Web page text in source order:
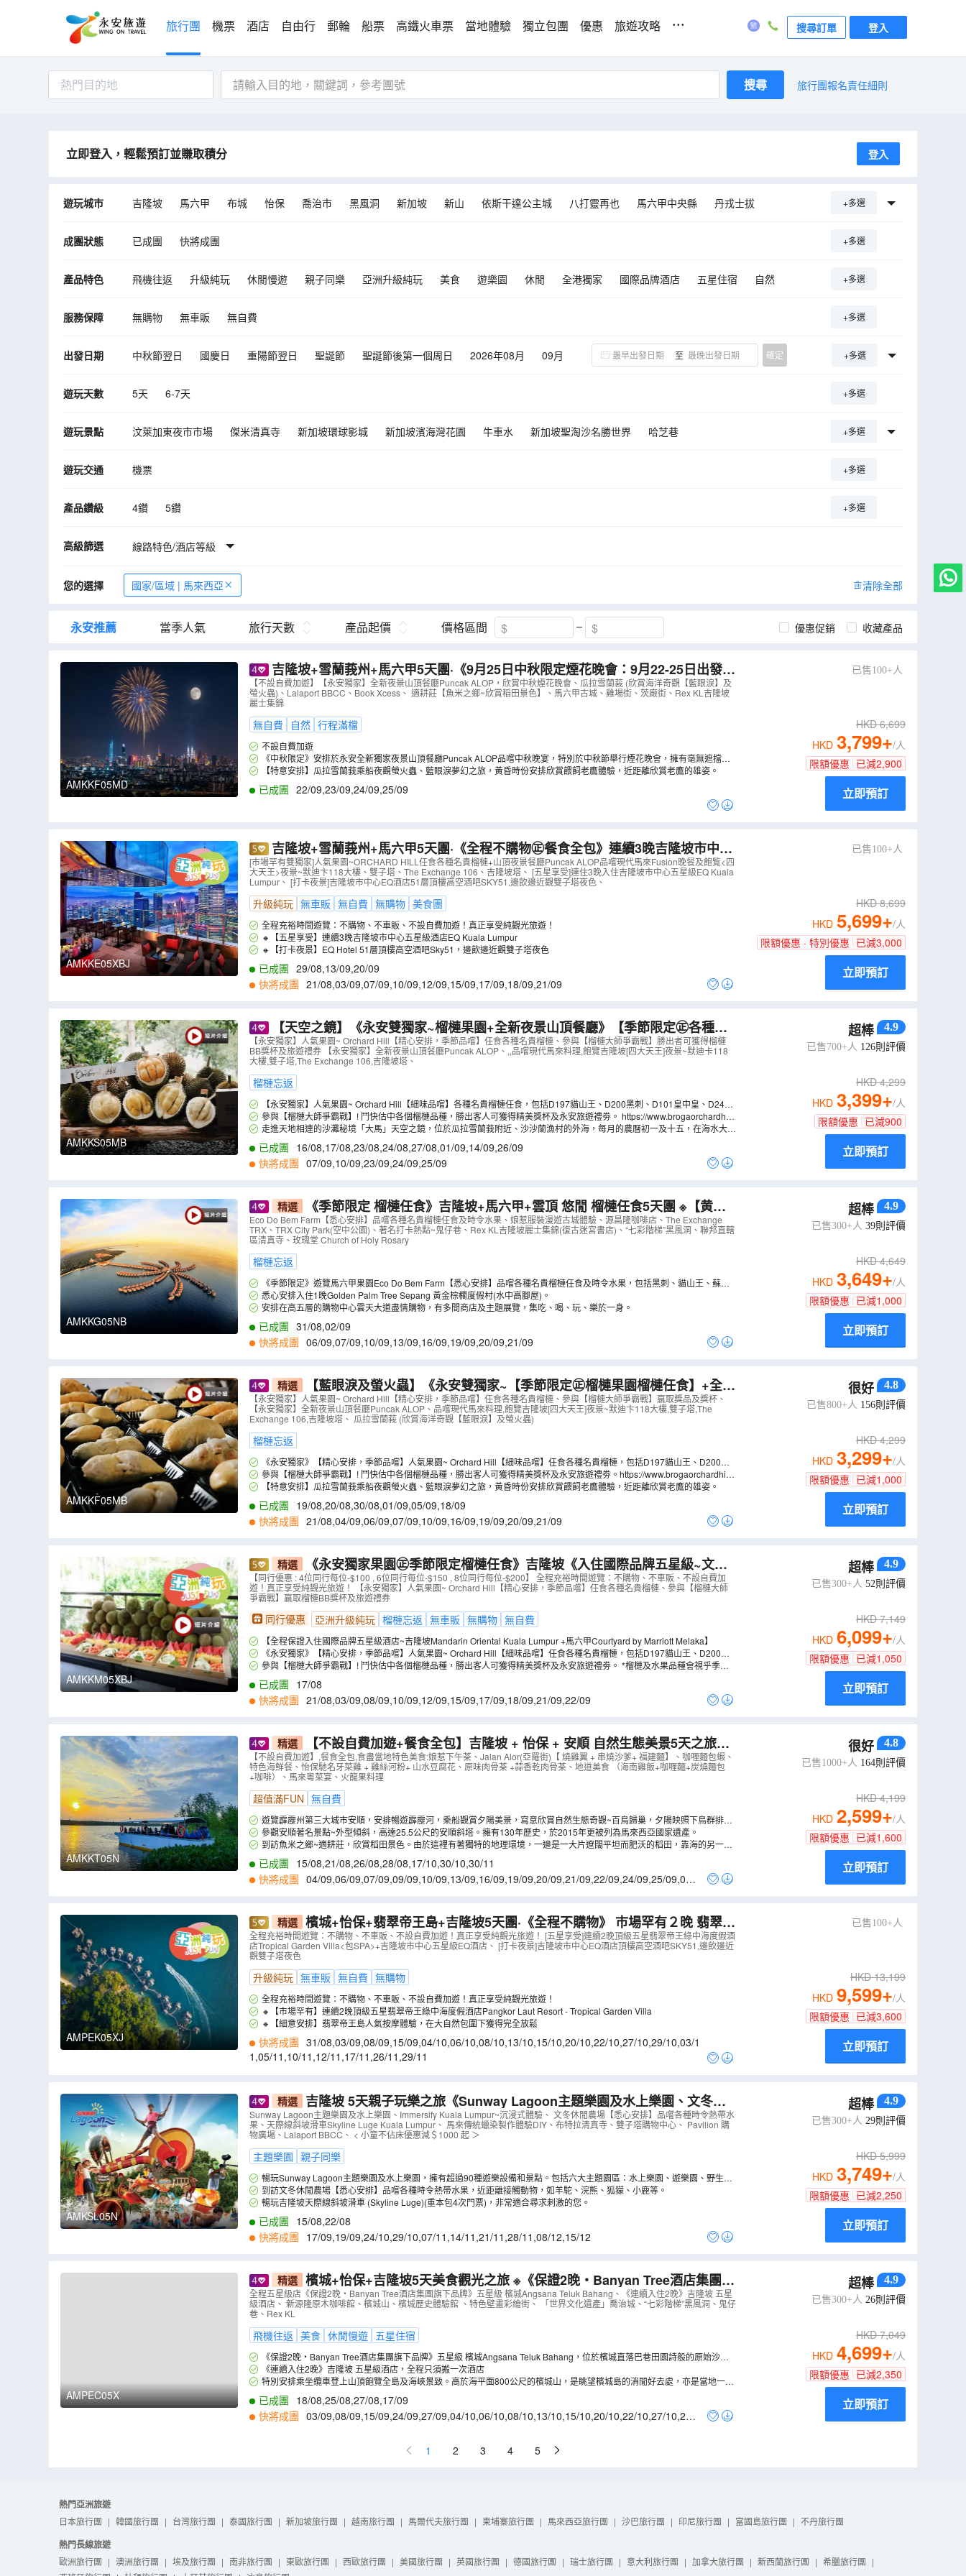
旅行團 機票 酒店 自由行 郵輪 船票 高鐵火車票 當地體驗 獨立包團 優惠 旅遊攻略 ... 搜尋訂單 登入
熱門目的地 搜尋 旅行團報名責任細則
立即登入，輕鬆預訂並賺取積分 登入
遊玩城市 吉隆坡 馬六甲 布城 怡保 喬治市 黑風洞 新加坡 新山 依斯干達公主城 八打靈再也 馬六甲中央縣
丹戎士拔
Tanjung Dua Belas
莎阿南
適耕莊 堅打 Mukim Berakas A 沙登
+多選
成團狀態 已成團 快將成團 +多選
產品特色 飛機往返 升級純玩 休閒慢遊 親子同樂 亞洲升級純玩 美食 遊樂園 休閒 全港獨家 國際品牌酒店 五星住宿
自然
+多選
服務保障 無購物 無車販 無自費 +多選
出發日期 中秋節翌日 國慶日 重陽節翌日 聖誕節 聖誕節後第一個周日 2026年08月
09月
至 確定 +多選
遊玩天數 5天 6-7天 +多選
遊玩景點 汶萊加東夜市市場 傑米清真寺 新加坡環球影城 新加坡濱海灣花園 牛車水 新加坡聖淘沙名勝世界
哈芝巷
蘇丹阿都沙末大廈
敦拉薩國貿天空花園
檳城僑生博物館
喬治市—世界文化遺產
適耕莊稻田
SplashMania 水上樂園
十八丁紅木黑金炭窯
人猿保育島
集吃、喝、玩、樂於一身～雲天大道 (Sky Avenue)
吉隆坡LaLaport BBCC (空中花園打卡)
新源隆原木咖啡館
摩登現代娘惹餐廳The KamCheng「感情」
馬六甲山 吉膽島 瓜拉雪蘭莪
世界級的視聽饗宴《又見馬六甲》
穿上小娘惹服裝漫遊古城
布城湖遊船體驗 《甘榜阿貢探索之旅 》馬來高腳屋、乘坐甘榜遊園車、椰林鞦韆、網紅鳥巢 娘惹服裝體驗
+多選
遊玩交通 機票 +多選
產品鑽級 4鑽 5鑽 +多選
高級篩選 線路特色/酒店等級
您的選擇 國家/區域 | 馬來西亞 清除全部
永安推薦 當季人氣 旅行天數 產品起價 價格區間 優惠促銷 收藏產品
AMKKF05MD
吉隆坡+雪蘭莪州+馬六甲5天團·《9月25日中秋限定煙花晚會：9月22-25日出發》
【永安獨家】全新夜景山頂餐廳，欣賞中秋煙花晚會、瓜拉雪蘭莪 (欣賞海洋奇觀【藍
眼淚】及螢火蟲)、適耕莊【欣賞稻田景色】（AMKKF05MD）
【不設自費加遊】【永安獨家】全新夜景山頂餐廳Puncak ALOP，欣賞中秋煙花晚會、瓜拉雪蘭莪 (欣賞海洋奇觀【藍眼淚】及
螢火蟲)、Lalaport BBCC、Book Xcess、 適耕莊【魚米之鄉~欣賞稻田景色】、馬六甲古城、雞場街、茨廠街、Rex KL吉隆坡
麗士集錦
無自費 自然 行程滿檔
不設自費加遊
《中秋限定》安排於永安全新獨家夜景山頂餐廳Puncak ALOP品嚐中秋晚宴，特別於中秋節舉行煙花晚會，擁有毫無遮擋的
開闊視野，近距離欣賞在夜空中綻放的璀璨煙火，一次看盡吉隆坡「四大天王」夜景~默迪卡118大樓、雙子塔、The Exchange
106、吉隆坡塔，一邊品嚐美食，一邊欣賞煙花。城市的萬家燈火與天上的中秋明月交相輝映，共慶團圓!
【特意安排】瓜拉雪蘭莪乘船夜觀螢火蟲、藍眼淚夢幻之旅，黃昏時份安排欣賞餵飼老鷹體驗，近距離欣賞老鷹的雄姿。
已成團 22/09,23/09,24/09,25/09
已售100+人
HKD6,699
HKD 3,799+/人
限額優惠 已減2,900
立即預訂
AMKKE05XBJ
吉隆坡+雪蘭莪州+馬六甲5天團·《全程不購物㊣餐食全包》連續3晚吉隆坡市中心
新派五星級EQ酒店+頂層酒吧 近觀雙子塔夜景+獨家山頂夜景餐廳享用晚餐+永安獨家
果園任食多款名貴榴槤+新派肉骨茶+果木煙燻甘榜雞（AMKKE05XBJ）
[市場罕有雙獨家]人氣果園~ORCHARD HILL任食各種名貴榴槤+山頂夜景餐廳Puncak ALOP品嚐現代馬來Fusion晚餐及飽覧<四
大天王>夜景~默迪卞118大樓、雙子塔、The Exchange 106、吉隆坡塔、 [五星享受]連住3晚入住吉隆坡市中心五星級EQ Kuala
Lumpur、 [打卡夜景]吉隆坡市中心EQ酒店51層頂樓高空酒吧SKY51,邊飲邊近觀雙子塔夜色、
升級純玩 無車販 無自費 無購物 美食團
全程充裕時間遊覽：不購物、不車販、不設自費加遊！真正享受純觀光旅遊！
🔸【五星享受】連續3晚吉隆坡市中心五星級酒店EQ Kuala Lumpur
🔸【打卡夜景】EQ Hotel 51層頂樓高空酒吧Sky51，邊飲邊近觀雙子塔夜色
已成團 29/08,13/09,20/09
快將成團 21/08,03/09,07/09,10/09,12/09,15/09,17/09,18/09,21/09
已售100+人
HKD8,699
HKD 5,699+/人
限額優惠 · 特別優惠 已減3,000
立即預訂
AMKKS05MB
【天空之鏡】《永安雙獨家~榴槤果園+全新夜景山頂餐廳》【季節限定㊣各種名
貴榴槤任食】+吉隆坡【永安獨家全新夜景山頂餐廳Puncak ALOP】+馬六甲河遊船
榴槤任食 5天之旅（AMKKS05MB）
【永安獨家】人氣果園~ Orchard Hill【精心安排，季節品嚐】任食各種名貴榴槤、參與【榴槤大師爭霸戰】勝出者可獲得榴槤
BB獎杯及旅遊禮券 【永安獨家】全新夜景山頂餐廳Puncak ALOP、,,品嚐現代馬來料理,飽覽吉隆坡[四大天王]夜景~默迪卡118
大樓,雙子塔,The Exchange 106,吉隆坡塔、
榴槤忘返
【永安獨家】人氣果園~ Orchard Hill【細味品嚐】各種名貴榴槤任食，包括D197貓山王、D200黑刺、D101皇中皇、D24蘇
丹皇、D88小甜甜、D2夢中情人、D144大芭榴槤、白雪公主等及時令熱帶水果
參與【榴槤大師爭霸戰】! 鬥快估中各個榴槤品種，勝出客人可獲得精美獎杯及永安旅遊禮劵。 https://www.brogaorchardhill.
com/ *榴槤及水果品種會視乎季節及產量而有所變更，敬請留意。
走進天地相連的沙灘秘境「大馬」天空之鏡，位於瓜拉雪蘭莪附近、沙沙蘭漁村的外海，每月的農曆初一及十五，在海水大退
潮之時，便會有一個神秘的淺灘從海中央浮現出來，當水退至大約0.5米(即是腳踝的深度)，淺灘在艷陽照射下尤如一面會變魔術
的鏡子，可以清楚反射天空倒影，彷彿將世界切成了一半。
已成團 16/08,17/08,23/08,24/08,27/08,01/09,14/09,26/09
快將成團 07/09,10/09,23/09,24/09,25/09
超棒 4.9
已售700+人 126則評價
HKD4,299
HKD 3,399+/人
限額優惠 已減900
立即預訂
AMKKG05NB
精選 《季節限定 榴槤任食》吉隆坡+馬六甲+雲頂 悠閒 榴槤任食5天團 ※【黄金
棕櫊度假村餐廳】海上樓～川粵料理、【米芝蓮推介精選餐廳】蘇浙苑、有米氣【海
鮮燜煲】（AMKKG05NB）
Eco Do Bem Farm【悉心安排】品嚐各種名貴榴槤任食及時令水果、娘惹服裝漫遊古城體驗、源昌隆咖啡店、The Exchange
TRX、TRX City Park(空中公園)、著名打卡熱點~鬼仔巷、Rex KL吉隆坡麗士集錦(復古迷宮書店)、“七彩階梯”黑風洞、聯邦直轄
區清真寺、玫瑰堂 Church of Holy Rosary
榴槤忘返
《季節限定》遊覽馬六甲果園Eco Do Bem Farm【悉心安排】品嚐各種名貴榴槤任食及時令水果，包括黑刺、貓山王、蘇丹
王、紅肉、奶油王、夢中情人、XO、葫蘆*等等。
悉心安排入住1晚Golden Palm Tree Sepang 黃金棕櫊度假村(水中高腳屋)。
安排在高五層的購物中心雲天大道盡情購物，有多間商店及主題展覽，集吃、喝、玩、樂於一身。
已成團 31/08,02/09
快將成團 06/09,07/09,10/09,13/09,16/09,19/09,20/09,21/09
超棒 4.9
已售300+人 39則評價
HKD4,649
HKD 3,649+/人
限額優惠 已減1,000
立即預訂
AMKKF05MB
精選 【藍眼淚及螢火蟲】《永安雙獨家~【季節限定㊣榴槤果園榴槤任食】+全新
夜景山頂餐廳》吉隆坡+雪蘭莪+馬六甲悠閒5天團 +瓜拉雪蘭莪 (欣賞海洋奇觀【藍眼
淚】及螢火蟲)》（AMKKF05MB）
【永安獨家】人氣果園~ Orchard Hill【精心安排，季節品嚐】任食各種名貴榴槤、參與【榴槤大師爭霸戰】嬴取獎品及獎杯、
【永安獨家】全新夜景山頂餐廳Puncak ALOP、品嚐現代馬來料理,飽覽吉隆坡[四大天王]夜景~默迪卞118大樓,雙子塔,The
Exchange 106,吉隆坡塔、 瓜拉雪蘭莪 (欣賞海洋奇觀【藍眼淚】及螢火蟲)
榴槤忘返
《永安獨家》【精心安排，季節品嚐】人氣果園~ Orchard Hill【細味品嚐】任食各種名貴榴槤，包括D197貓山王、D200黑
刺、D101皇中皇、D24蘇丹皇、D88小甜甜、D2夢中情人、D144大芭榴槤、白雪公主等及時令熱帶水果(特別安排每人一顆消
暑解熱椰青)。
參與【榴槤大師爭霸戰】! 鬥快估中各個榴槤品種，勝出客人可獲得精美獎杯及永安旅遊禮劵。https://www.brogaorchardhill.
com/ *榴槤及水果品種會視乎季節及產量而有所變更，敬請留意。
【特意安排】瓜拉雪蘭莪乘船夜觀螢火蟲、藍眼淚夢幻之旅，黃昏時份安排欣賞餵飼老鷹體驗，近距離欣賞老鷹的雄姿。
已成團 19/08,20/08,30/08,01/09,05/09,18/09
快將成團 21/08,04/09,06/09,07/09,10/09,16/09,19/09,20/09,21/09
很好 4.8
已售800+人 156則評價
HKD4,299
HKD 3,299+/人
限額優惠 已減1,000
立即預訂
AMKKM05XBJ
精選 《永安獨家果園㊣季節限定榴槤任食》吉隆坡《入住國際品牌五星級~文華
東方酒店Mandarin Oriental 》+馬六甲Courtyard by Marriott Melaka 純玩榴槤美食
5天團（AMKKM05XBJ）
【同行優惠 : 4位同行每位-$100 , 6位同行每位-$150 , 8位同行每位-$200】 全程充裕時間遊覽：不購物、不車販、不設自費加
遊！真正享受純觀光旅遊！ 【永安獨家】人氣果園~ Orchard Hill【精心安排，季節品嚐】任食各種名貴榴槤、參與【榴槤大師
爭霸戰】嬴取榴槤BB獎杯及旅遊禮券
同行優惠 亞洲升級純玩 榴槤忘返 無車販 無購物 無自費
【全程保證入住國際品牌五星級酒店~吉隆坡Mandarin Oriental Kuala Lumpur +馬六甲Courtyard by Marriott Melaka】
《永安獨家》【精心安排，季節品嚐】人氣果園~ Orchard Hill【細味品嚐】任食各種名貴榴槤，包括D197貓山王、D200黑
刺、D101皇中皇、D24蘇丹皇、D88小甜甜、D2夢中情人、D144大芭榴槤、白雪公主等及時令熱帶水果(特別安排每人一顆消
暑解熱椰青)。
參與【榴槤大師爭霸戰】! 鬥快估中各個榴槤品種，勝出客人可獲得精美獎杯及永安旅遊禮劵。 *榴槤及水果品種會視乎季節
及產量而有所變更，敬請留意。
已成團 17/08
快將成團 21/08,03/09,08/09,10/09,12/09,15/09,17/09,18/09,21/09,22/09
超棒 4.9
已售300+人 52則評價
HKD7,149
HKD 6,099+/人
限額優惠 已減1,050
立即預訂
AMKKT05N
精選 【不設自費加遊+餐食全包】吉隆坡 + 怡保 + 安順 自然生態美景5天之旅吉
隆坡(“七彩階梯”黑風洞、茨廠街)、怡保(「泰姬陵」百年火車站、二奶巷、閒真別
墅)、安順(乘船觀賞霹靂河夕陽美景、百鳥歸巢)（AMKKT05N）
【不設自費加遊】,餐食全包,食盡當地特色美食:娘惹下午茶、Jalan Alor(亞羅街)【 燒雞翼 + 串燒沙爹+ 福建麵】、咖喱麵包蝦、
特色海鮮餐、怡保馳名牙菜雞 + 雞絲河粉+ 山水豆腐花、原味肉骨茶 +蒜香乾肉骨茶、地道美食 （海南雞飯+咖喱麵+炭燒麵包
+咖啡）、馬來粵菜宴、火龍果料理
超值滿FUN 無自費
遊覽霹靂州第三大城市安順，安排暢遊霹靂河，乘船觀賞夕陽美景，寫意欣賞自然生態奇觀~百鳥歸巢，夕陽映照下鳥群排著
人字型或橫排，紛紛飛回小島棲息，壯觀的場面令人一見難忘。
參觀安順著名景點~外型傾斜，高達25.5公尺的安順斜塔。擁有130年歷史，於2015年更被列為馬來西亞國家遺產。
到訪魚米之鄉~適耕莊，欣賞稻田景色。由於這裡有著獨特的地理環境，一邊是一大片遼闊平坦而肥沃的稻田，靠海的另一邊
則是魚產豐富的漁港，要米有米，要魚有魚，真正稱得上是一個得天獨厚的村莊，因而有「魚米之鄉」的稱號。
已成團 15/08,21/08,26/08,28/08,17/10,30/10,30/11
快將成團 04/09,06/09,07/09,09/09,10/09,13/09,16/09,19/09,20/09,21/09,22/09,24/09,25/09,05/1
很好 4.8
已售1000+人 164則評價
HKD4,199
HKD 2,599+/人
限額優惠 已減1,600
立即預訂
AMPEK05XJ
精選 檳城+怡保+翡翠帝王島+吉隆坡5天團·《全程不購物》 巿場罕有２晚 翡翠帝
王島 Garden Villa 包 SPA 、吉隆坡五星級巿中心EQ酒店 包頂層酒吧近觀雙子塔夜
景、獨家山頂夜景餐廳享用晚餐＋新派肉骨茶+果木煙燻甘榜雞（AMPEK05XJ）
全程充裕時間遊覽：不購物、不車販、不設自費加遊！真正享受純觀光旅遊！ [五星享受]連續2晚頂級五星翡翠帝王綠中海度假酒
店Tropical Garden Villa<包SPA>+吉隆坡市中心五星級EQ酒店、 [打卡夜景]吉隆坡市中心EQ酒店頂樓高空酒吧SKY51,邊飲邊近
觀雙子塔夜色
升級純玩 無車販 無自費 無購物
全程充裕時間遊覽：不購物、不車販、不設自費加遊！真正享受純觀光旅遊！
🔸【市場罕有】連續2晚頂級五星翡翠帝王綠中海度假酒店Pangkor Laut Resort - Tropical Garden Villa
🔸【細意安排】翡翠帝王島人氣按摩體驗，在大自然包圍下獲得完全放鬆
快將成團 31/08,03/09,08/09,15/09,04/10,06/10,08/10,13/10,15/10,20/10,22/10,27/10,29/10,03/1
1 ,05/11 ,10/11 ,12/11 ,17/11 ,26/11 ,29/11
已售100+人
HKD13,199
HKD 9,599+/人
限額優惠 已減3,600
立即預訂
AMKSL05N
精選 吉隆坡 5天親子玩樂之旅《Sunway Lagoon主題樂園及水上樂園、文冬休
閒農場【悉心安排】品嚐各種時令熱帶水果、馬來傳統蠟染製作體驗DIY、連續4晚入
住吉隆坡酒店》（AMKSL05N）
Sunway Lagoon主題樂園及水上樂園、Immersify Kuala Lumpur~沉浸式體驗、 文冬休閒農場【悉心安排】品嚐各種時令熱帶水
果、天際線斜坡滑車Skyline Luge Kuala Lumpur、 馬來傳統蠟染製作體驗DIY、布特拉清真寺、雙子塔購物中心、 Pavilion 購
物廣場、Lalaport BBCC、 < 小童不佔床優惠減＄1000 起 ＞
主題樂園 親子同樂
暢玩Sunway Lagoon主題樂園及水上樂園，擁有超過90種遊樂設備和景點。包括六大主題園區：水上樂園、遊樂園、野生動
物園、極限公園、驚悚公園和雙威迷失樂園
到訪文冬休閒農場【悉心安排】品嚐各種時令熱帶水果，近距離接觸動物，如羊駝、浣熊、狐獴、小鹿等。
暢玩吉隆坡天際線斜坡滑車 (Skyline Luge)(重本包4次門票)，非常適合尋求刺激的您。
已成團 15/08,22/08
快將成團 17/09,19/09,24/10,29/10,07/11 ,14/11 ,21/11 ,28/11 ,08/12,15/12
超棒 4.9
已售300+人 29則評價
HKD5,999
HKD 3,749+/人
限額優惠 已減2,250
立即預訂
AMPEC05X
精選 檳城+怡保+吉隆坡5天美食觀光之旅 ※《保證2晚‧Banyan Tree酒店集團旗
下品牌》五星級 檳城Angsana Teluk Bahang、新源隆原木咖啡館、檳城山、特色壁
畫彩繪街（AMPEC05X）
全程五星級店《保證2晚‧Banyan Tree酒店集團旗下品牌》五星級 檳城Angsana Teluk Bahang、《連續入住2晚》吉隆坡 五星
級酒店、 新源隆原木咖啡館、檳城山、檳城歷史體驗館 、特色壁畫彩繪街、 「世界文化遺產」喬治城、“七彩階梯”黑風洞、鬼仔
巷、Rex KL
飛機往返 美食 休閒慢遊 五星住宿
《保證2晚‧Banyan Tree酒店集團旗下品牌》五星級 檳城Angsana Teluk Bahang，位於檳城直落巴巷田園詩般的原始沙灘
上，是馬來西亞首間由悅榕莊酒店集團所管理的悅椿品牌。
《連續入住2晚》吉隆坡 五星級酒店，全程只須搬一次酒店
特別安排乘坐纜車登上山頂飽覽全島及海峽景致。高於海平面800公尺的檳城山，是眺望檳城島的消閒好去處，亦是當地一處
熱門避暑勝地。
已成團 18/08,25/08,27/08,17/09
快將成團 03/09,08/09,15/09,24/09,27/09,04/10,06/10,08/10,13/10,15/10,20/10,22/10,27/10,29/1
超棒 4.9
已售300+人 26則評價
HKD7,049
HKD 4,699+/人
限額優惠 已減2,350
立即預訂
1 2 3 4 5
熱門亞洲旅遊
日本旅行團 | 韓國旅行團 | 台灣旅行團 | 泰國旅行團 | 新加坡旅行團 | 越南旅行團 | 馬爾代夫旅行團 | 柬埔寨旅行團 | 馬來西亞旅行團 | 沙巴旅行團 | 印尼旅行團 | 富國島旅行團 | 不丹旅行團
熱門長線旅遊
歐洲旅行團 | 澳洲旅行團 | 埃及旅行團 | 南非旅行團 | 東歐旅行團 | 西歐旅行團 | 美國旅行團 | 英國旅行團 | 德國旅行團 | 瑞士旅行團 | 意大利旅行團 | 加拿大旅行團 | 新西蘭旅行團 | 希臘旅行團 |